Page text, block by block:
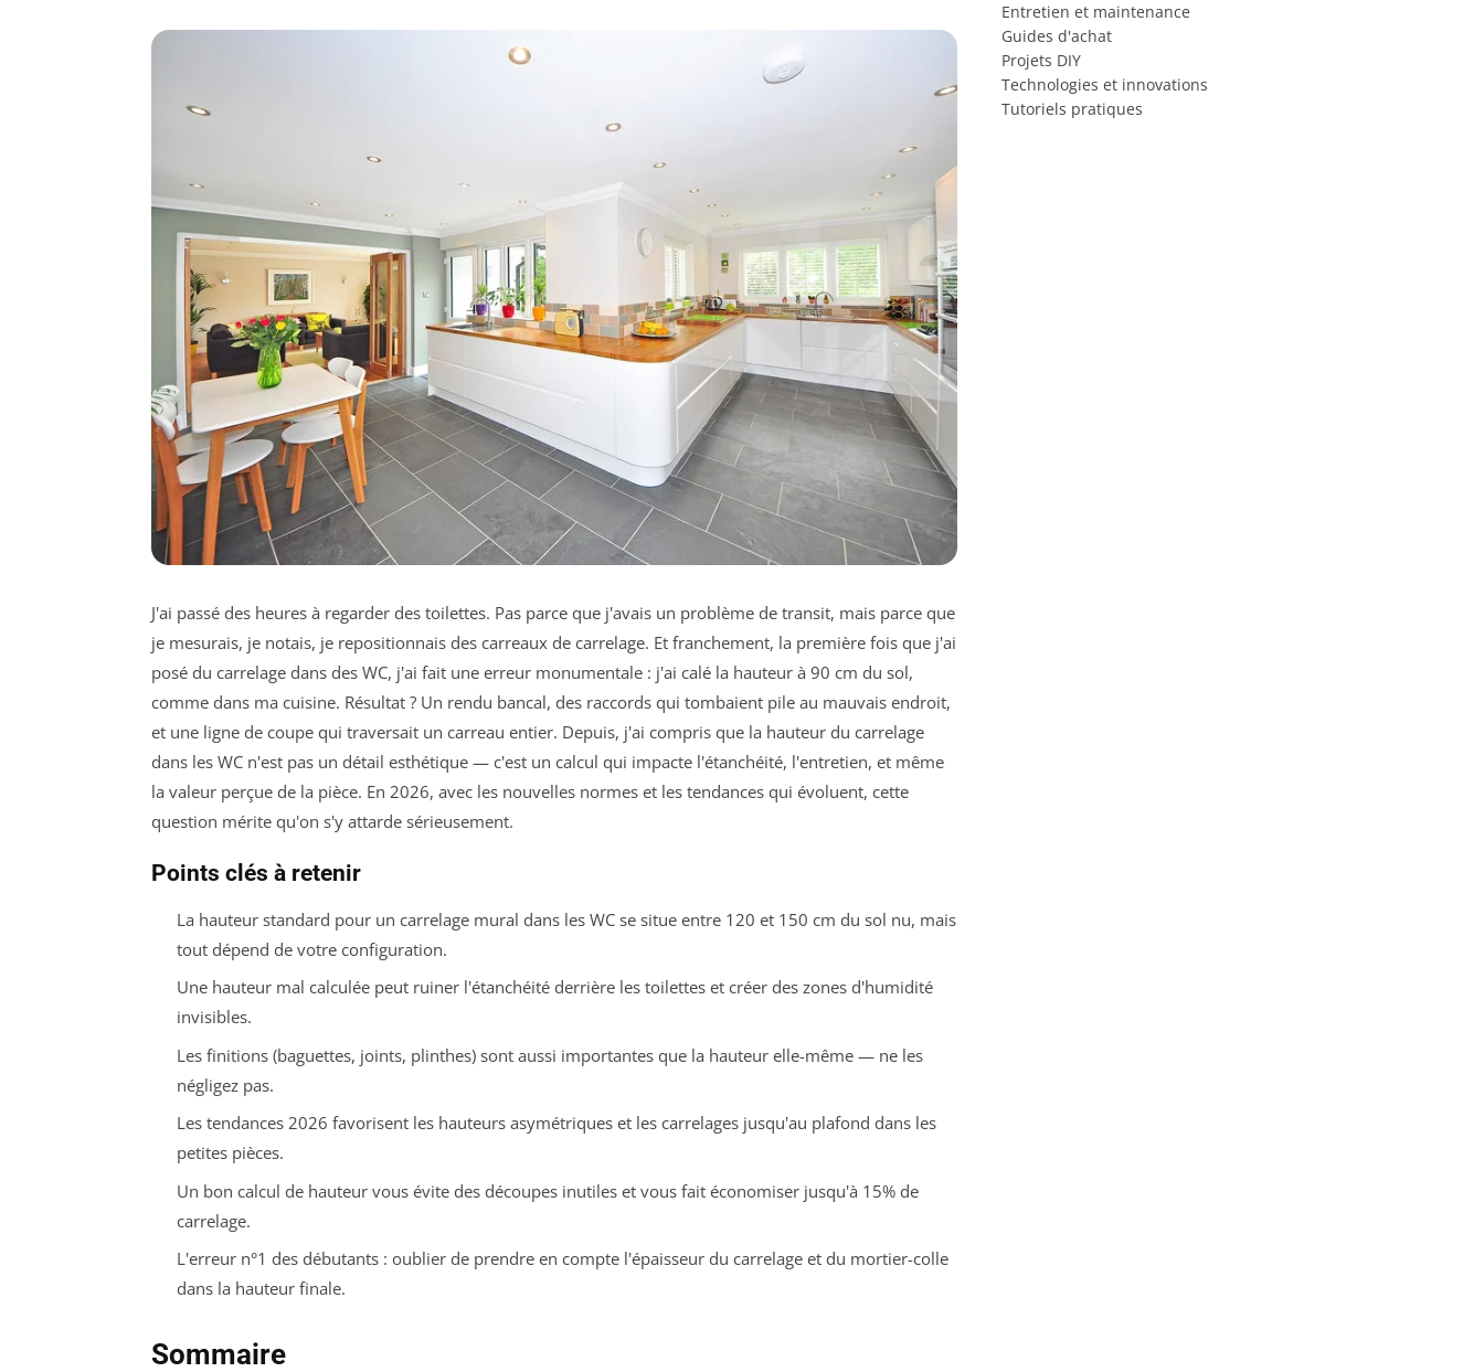
J'ai passé des heures à regarder des toilettes. Pas parce que j'avais un problème de transit, mais parce que
je mesurais, je notais, je repositionnais des carreaux de carrelage. Et franchement, la première fois que j'ai
posé du carrelage dans des WC, j'ai fait une erreur monumentale : j'ai calé la hauteur à 90 cm du sol,
comme dans ma cuisine. Résultat ? Un rendu bancal, des raccords qui tombaient pile au mauvais endroit,
et une ligne de coupe qui traversait un carreau entier. Depuis, j'ai compris que la hauteur du carrelage
dans les WC n'est pas un détail esthétique — c'est un calcul qui impacte l'étanchéité, l'entretien, et même
la valeur perçue de la pièce. En 2026, avec les nouvelles normes et les tendances qui évoluent, cette
question mérite qu'on s'y attarde sérieusement.
Points clés à retenir
La hauteur standard pour un carrelage mural dans les WC se situe entre 120 et 150 cm du sol nu, mais
tout dépend de votre configuration.
Une hauteur mal calculée peut ruiner l'étanchéité derrière les toilettes et créer des zones d'humidité
invisibles.
Les finitions (baguettes, joints, plinthes) sont aussi importantes que la hauteur elle-même — ne les
négligez pas.
Les tendances 2026 favorisent les hauteurs asymétriques et les carrelages jusqu'au plafond dans les
petites pièces.
Un bon calcul de hauteur vous évite des découpes inutiles et vous fait économiser jusqu'à 15% de
carrelage.
L'erreur n°1 des débutants : oublier de prendre en compte l'épaisseur du carrelage et du mortier-colle
dans la hauteur finale.
Sommaire
Entretien et maintenance
Guides d'achat
Projets DIY
Technologies et innovations
Tutoriels pratiques